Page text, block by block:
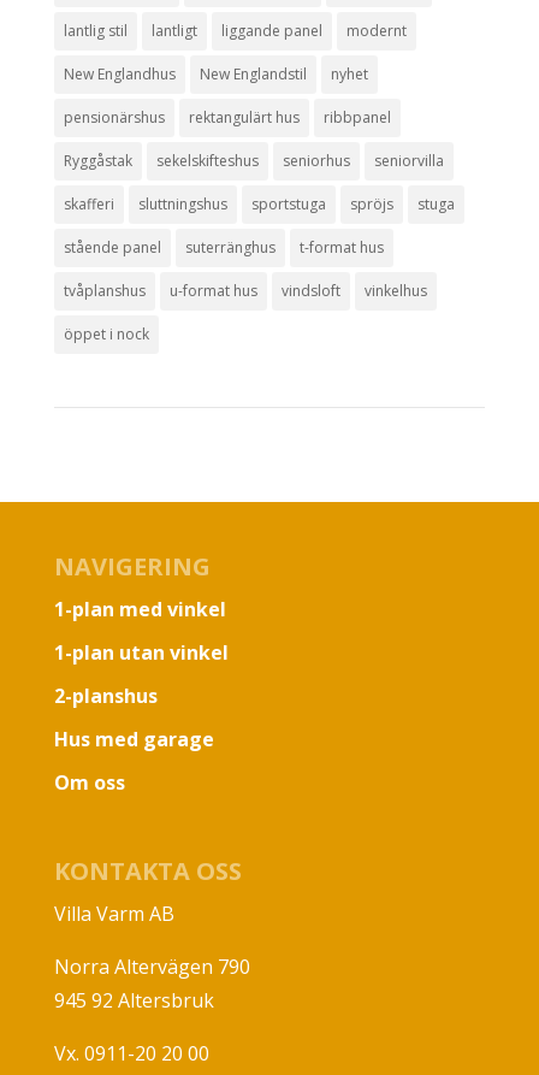
lantlig stil lantligt liggande panel modernt
New Englandhus New Englandstil nyhet
pensionärshus rektangulärt hus ribbpanel
Ryggåstak sekelskifteshus seniorhus seniorvilla
skafferi sluttningshus sportstuga spröjs stuga
stående panel suterränghus t-format hus
tvåplanshus u-format hus vindsloft vinkelhus
öppet i nock
NAVIGERING
1-plan med vinkel
1-plan utan vinkel
2-planshus
Hus med garage
Om oss
KONTAKTA OSS
Villa Varm AB
Norra Altervägen 790
945 92 Altersbruk
Vx. 0911-20 20 00